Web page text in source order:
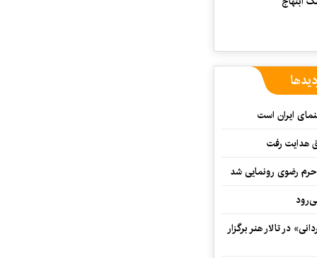
ایران است
هدایت رفت
حرم رضوی رونمایی شد
در تالار هنر برگزار